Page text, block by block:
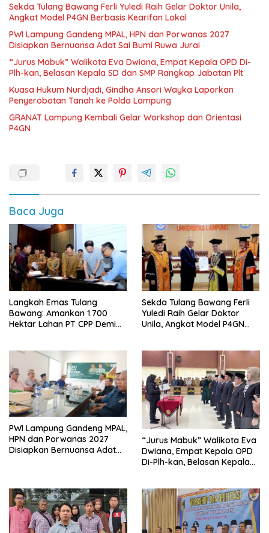
Sekda Tulang Bawang Ferli Yuledi Raih Gelar Doktor Unila,
Angkat Model P4GN Berbasis Kearifan Lokal
PWI Lampung Gandeng MPAL, HPN dan Porwanas 2027
Disiapkan Bernuansa Adat Sai Bumi Ruwa Jurai
“Jurus Mabuk” Walikota Eva Dwiana, Empat Kepala OPD Di-
Plh-kan, Belasan Kepala SD dan SMP Rangkap Jabatan Plt
Kuasa Hukum Nurdjadi, Gindha Ansori Wayka Laporkan
Penyerobotan Tanah ke Polda Lampung
GRANAT Lampung Kembali Gelar Workshop dan Orientasi
P4GN
Baca Juga
Langkah Emas Tulang
Bawang: Amankan 1.700
Hektar Lahan PT CPP Demi
Sekda Tulang Bawang Ferli
Yuledi Raih Gelar Doktor
Unila, Angkat Model P4GN
PWI Lampung Gandeng MPAL,
HPN dan Porwanas 2027
Disiapkan Bernuansa Adat
“Jurus Mabuk” Walikota Eva
Dwiana, Empat Kepala OPD
Di-Plh-kan, Belasan Kepala